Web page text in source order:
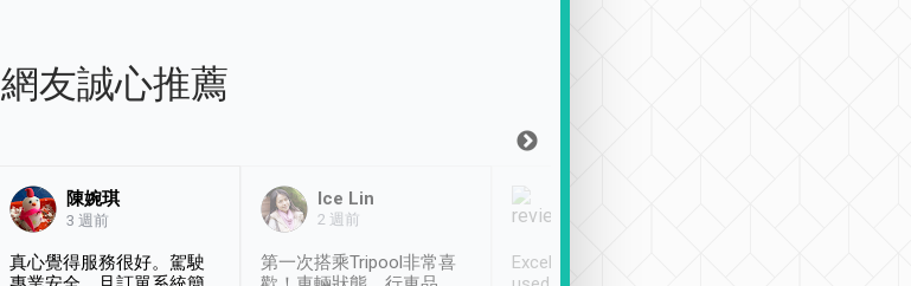
網友誠心推薦
陳婉琪
3 週前
真心覺得服務很好。駕駛
Ice Lin
2 週前
第一次搭乘Tripool非常喜
Excellent service. We have